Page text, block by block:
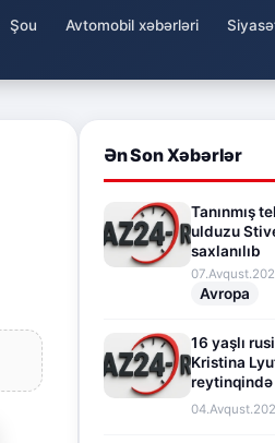
Şou Avtomobil xəbərləri
Ən Son Xəbərlər
Tanınmış
ulduzu
saxlanılıb
Avropa
16 yaşlı
Kristina
irəliləyişə